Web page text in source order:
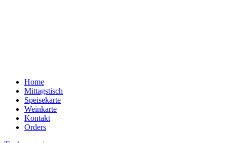
Home
Mittagstisch
Speisekarte
Weinkarte
Kontakt
Orders